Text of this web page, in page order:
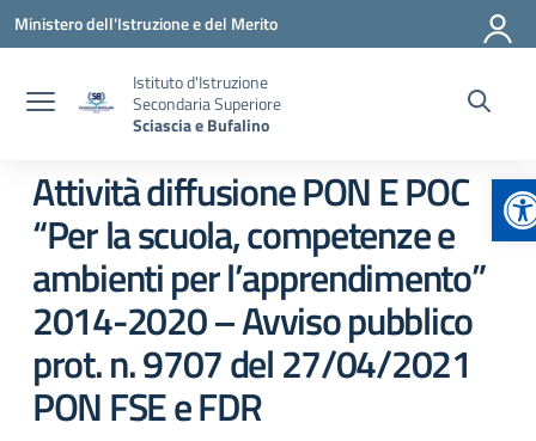
Vai ai contenuti
Vai al menu di navigazione
Vai al footer
Ministero dell'Istruzione e del Merito
Istituto d'Istruzione
Secondaria Superiore
Sciascia e Bufalino
Attività diffusione PON E POC
“Per la scuola, competenze e
ambienti per l’apprendimento”
2014-2020 – Avviso pubblico
prot. n. 9707 del 27/04/2021
PON FSE e FDR